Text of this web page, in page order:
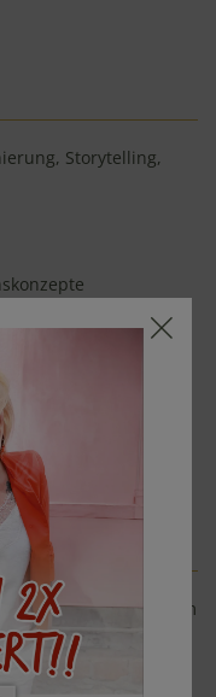
Storytelling,
Strahlen.
Faden statt losem
schnelle